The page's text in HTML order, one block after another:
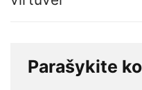
Parašykite